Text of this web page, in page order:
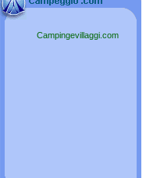
Campingevillaggi.com